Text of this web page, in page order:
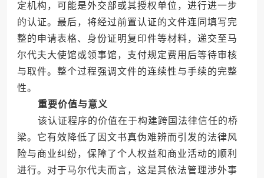
定机构，可能是外交部或其授权单位，进行进一步
的认证。最后，将经过前置认证的文件连同填写完
整的申请表格、身份证明复印件等材料，递交至马
尔代夫大使馆或领事馆，支付规定费用后等待审核
与取件。整个过程强调文件的连续性与手续的完整
性。
重要价值与意义
该认证程序的价值在于构建跨国法律信任的桥
梁。它有效降低了因文书真伪难辨而引发的法律风
险与商业纠纷，保障了个人权益和商业活动的顺利
进行。对于马尔代夫而言，这是其依法管理涉外事